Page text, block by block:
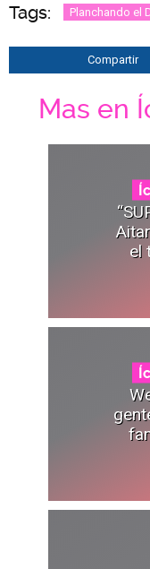
Tags: Planchando el
Compartir
Mas en
el